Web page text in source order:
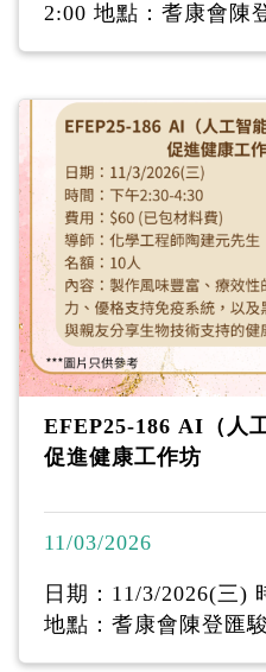
2:00 地點：耆康會陳
Yip 名額：15人 對象：
: - 香薰資訊及安全應
油香調家族 - 認識香
技巧及製作 - 建立精
每位參加者會調配 1
EFEP25-186 AI（人
促進健康工作坊
11/03/2026
日期：11/3/2026(三)
地點：耆康會陳登匯